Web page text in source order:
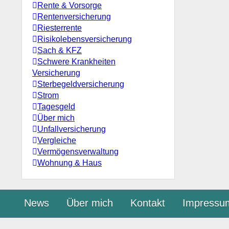
Rente & Vorsorge
Rentenversicherung
Riesterrente
Risikolebensversicherung
Sach & KFZ
Schwere Krankheiten
Versicherung
Sterbegeldversicherung
Strom
Tagesgeld
Über mich
Unfallversicherung
Vergleiche
Vermögensverwaltung
Wohnung & Haus
News Über mich Kontakt